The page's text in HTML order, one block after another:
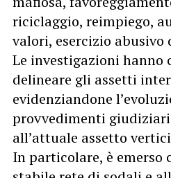
riciclaggio, reimpiego,
valori, esercizio
Le investigazioni
delineare gli assetti
evidenziandone
provvedimenti
all’attuale assetto
In particolare, è emerso